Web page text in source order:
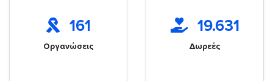
161
Οργανώσεις
19.631
Δωρεές